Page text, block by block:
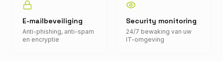
E-mailbeveiliging
Anti-phishing, anti-spam
en encryptie
Security monitoring
24/7 bewaking van uw
IT-omgeving